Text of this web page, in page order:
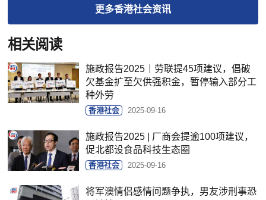
更多香港社会资讯
相关阅读
施政报告2025｜劳联提45项建议，倡破
欠基金扩至欠供强积金，暂停输入部分工
种外劳
香港社会 2025-09-16
施政报告2025 | 厂商会提逾100项建议，
促北都设食品科技生态圈
香港社会 2025-09-16
将军澳情侣感情问题争执，男友涉刑事恐